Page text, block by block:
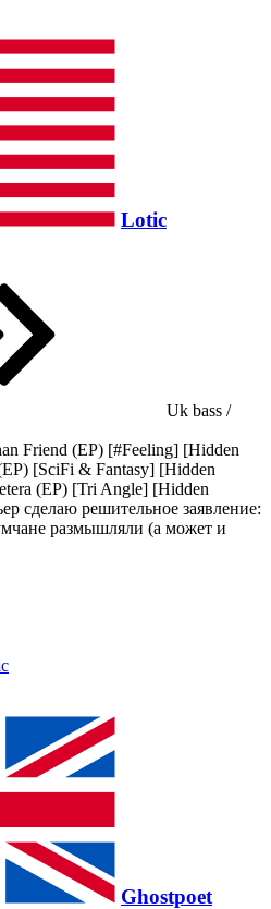
Lotic
Uk bass /
Friend (EP) [#Feeling] [Hidden
[SciFi & Fantasy] [Hidden
(EP) [Tri Angle] [Hidden
сделаю решительное заявление:
размышляли (а может и
Ghostpoet